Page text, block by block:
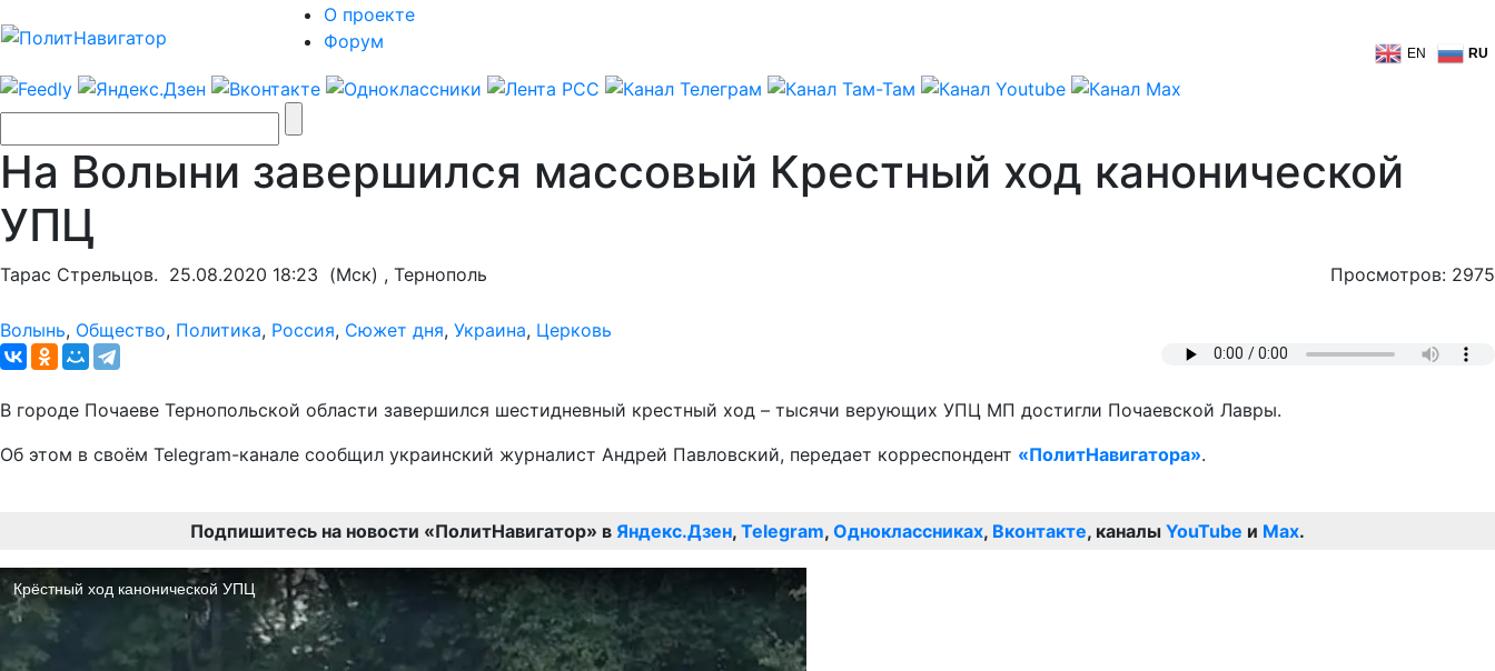
О проекте
Форум
EN RU
На Волыни завершился массовый Крестный ход канонической
УПЦ
Тарас Стрельцов. 25.08.2020 18:23 (Мск) , Тернополь Просмотров: 2975
Волынь, Общество, Политика, Россия, Сюжет дня, Украина, Церковь
В городе Почаеве Тернопольской области завершился шестидневный крестный ход – тысячи верующих УПЦ МП достигли Почаевской Лавры.
Об этом в своём Telegram-канале сообщил украинский журналист Андрей Павловский, передает корреспондент «ПолитНавигатора».
Подпишитесь на новости «ПолитНавигатор» в Яндекс.Дзен, Telegram, Одноклассниках, Вконтакте, каналы YouTube и Max.